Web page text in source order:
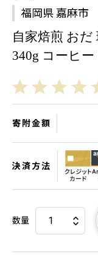
福岡県 嘉麻市
自家焙煎 お
340g コーヒー
寄附金額
決済方法
数量